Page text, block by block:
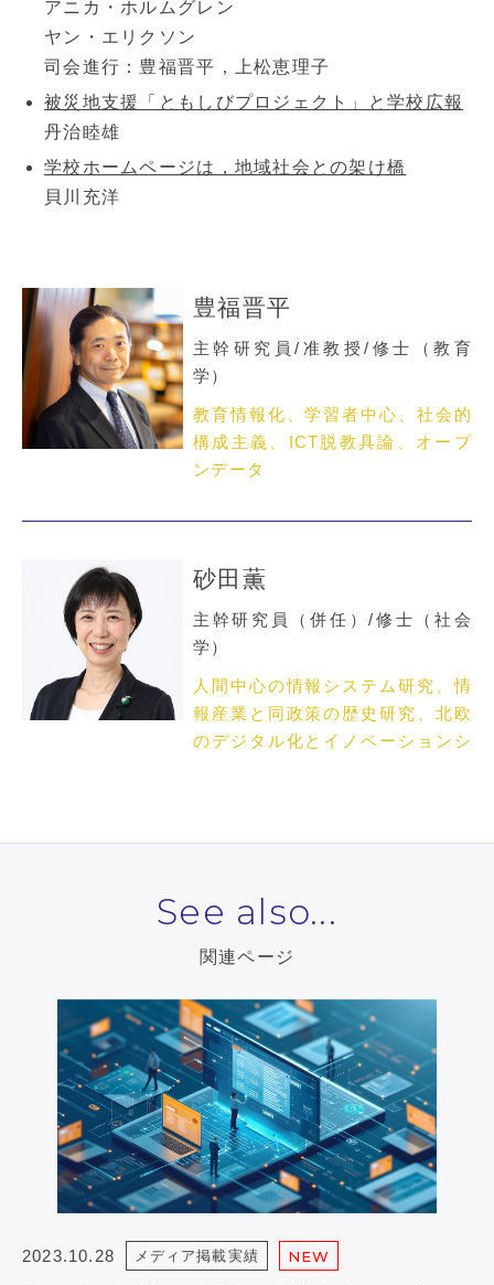
アニカ・ホルムグレン
ヤン・エリクソン
司会進行：豊福晋平，上松恵理子
被災地支援「ともしびプロジェクト」と学校広報
丹治睦雄
学校ホームページは，地域社会との架け橋
貝川充洋
豊福晋平
主幹研究員/准教授/修士（教育
学）
教育情報化、学習者中心、社会的
構成主義、ICT脱教具論、オープ
ンデータ
砂田薫
主幹研究員（併任）/修士（社会
学）
人間中心の情報システム研究、情
報産業と同政策の歴史研究、北欧
のデジタル化とイノベーションシ
See also...
関連ページ
2023.10.28 メディア掲載実績 NEW